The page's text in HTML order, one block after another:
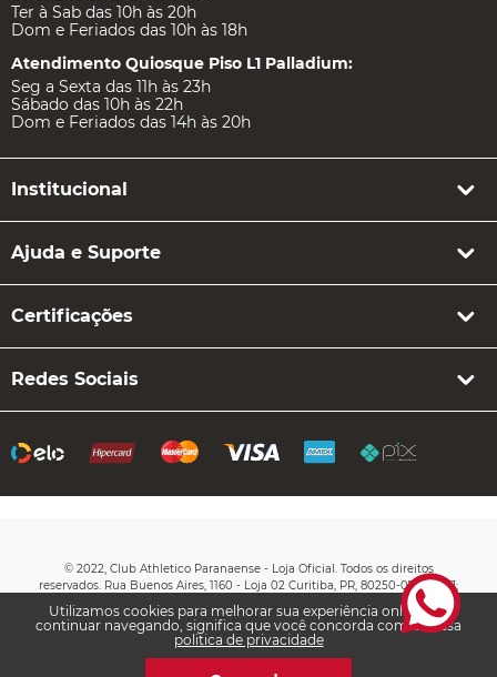
Utilizamos cookies para melhorar sua experiência online. Ao
continuar navegando, significa que você concorda com a nossa
politica de privacidade
Ter à Sab das 10h às 20h
Dom e Feriados das 10h às 18h
Atendimento Quiosque Piso L1 Palladium:
Seg a Sexta das 11h às 23h
Sábado das 10h às 22h
Dom e Feriados das 14h às 20h
Institucional
Ajuda e Suporte
Certificações
Redes Sociais
© 2022, Club Athletico Paranaense - Loja Oficial. Todos os direitos
reservados. Rua Buenos Aires, 1160 - Loja 02 Curitiba, PR, 80250-070 CNPJ:
76.710.649/0003-20